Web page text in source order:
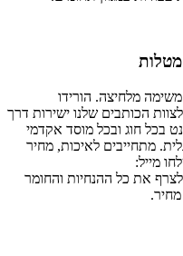
מלחיצה. הורידו
הכותבים שלנו ישירות דרך
בכל חוג ובכל מוסד אקדמי
מתחייבים לאיכות, מחיר
מייל:
את כל ההנחיות והחומר